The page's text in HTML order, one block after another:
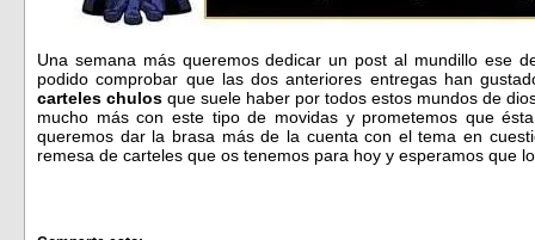
Una semana más queremos dedicar un post al mundillo ese
podido comprobar que las dos anteriores entregas han
carteles chulos que suele haber por todos estos mundos de
mucho más con este tipo de movidas y prometemos que
queremos dar la brasa más de la cuenta con el tema en
remesa de carteles que os tenemos para hoy y esperamos que